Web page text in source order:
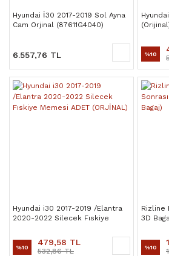
Hyundai İ30 2017-2019 Sol Ayna
Cam Orjinal (87611G4040)
6.557,76 TL %10
Hyundai i30 2017-2019 /Elantra
2020-2022 Silecek Fıskiye
%10 479,58 TL
532,86 TL
Rizline
3D
%10